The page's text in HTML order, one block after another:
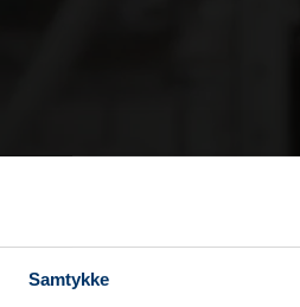
Samtykke